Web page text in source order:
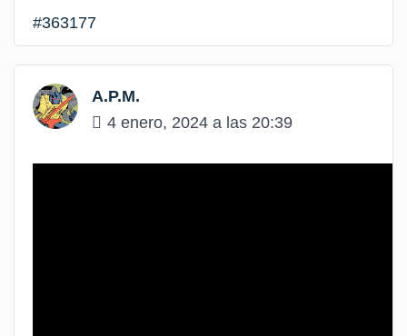
#363177
A.P.M.
4 enero, 2024 a las 20:39